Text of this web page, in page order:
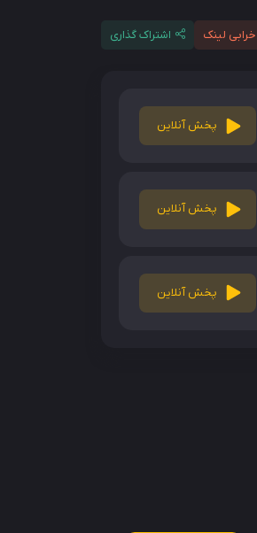
لینک اشتراک گذاری
پخش آنلاین
پخش آنلاین
پخش آنلاین